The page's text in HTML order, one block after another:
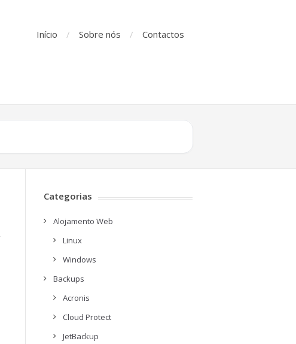
Início Sobre nós Contactos
Categorias
Alojamento Web
Linux
Windows
Backups
Acronis
Cloud Protect
JetBackup